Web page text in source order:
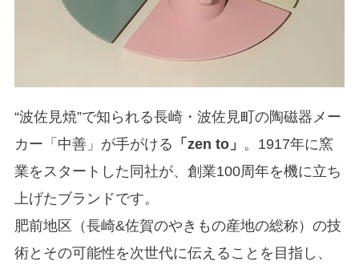
“波佐見焼”で知られる長崎・波佐見町の陶磁器メー
カー「中善」が手がける 「zen to」 。1917年に窯
業をスタートした同社が、創業100周年を機に立ち
上げたブランドです。
肥前地区（長崎&佐賀のやきもの産地の総称）の技
術とその可能性を次世代に伝えることを目指し、